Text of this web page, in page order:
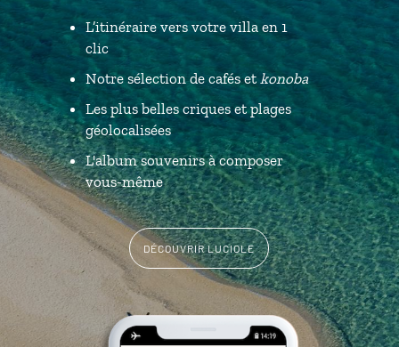
L’itinéraire vers votre villa en 1
clic
Notre sélection de cafés et konoba
Les plus belles criques et plages
géolocalisées
L'album souvenirs à composer
vous-même
DÉCOUVRIR LUCIOLE